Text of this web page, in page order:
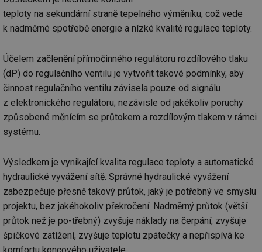
teploty na sekundární straně tepelného výměníku, což vede
k nadměrné spotřebě energie a nízké kvalitě regulace teploty.
Účelem začlenění přímočinného regulátoru rozdílového tlaku
(dP) do regulačního ventilu je vytvořit takové podmínky, aby
činnost regulačního ventilu závisela pouze od signálu
z elektronického regulátoru; nezávisle od jakékoliv poruchy
způsobené měnícím se průtokem a rozdílovým tlakem v rámci
systému.
Výsledkem je vynikající kvalita regulace teploty a automatické
hydraulické vyvážení sítě. Správné hydraulické vyvážení
zabezpečuje přesně takový průtok, jaký je potřebný ve smyslu
projektu, bez jakéhokoliv překročení. Nadměrný průtok (větší
průtok než je po-třebný) zvyšuje náklady na čerpání, zvyšuje
špičkové zatížení, zvyšuje teplotu zpátečky a nepřispívá ke